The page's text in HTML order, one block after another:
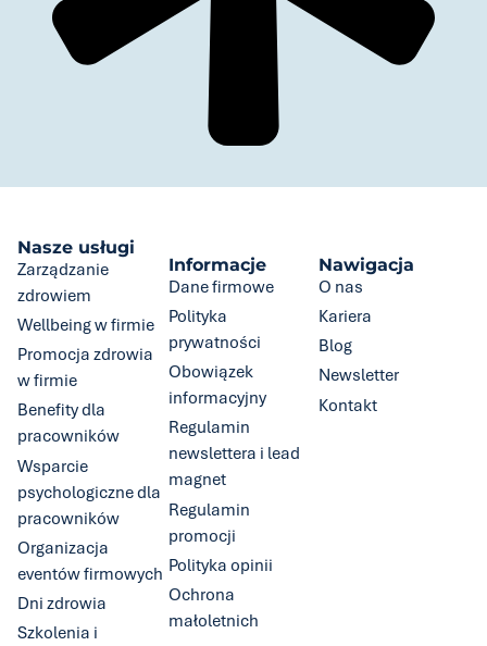
Nasze usługi
Zarządzanie
zdrowiem
Wellbeing w firmie
Promocja zdrowia
w firmie
Benefity dla
pracowników
Wsparcie
psychologiczne dla
pracowników
Organizacja
eventów firmowych
Dni zdrowia
Szkolenia i
Informacje
Dane firmowe
Polityka
prywatności
Obowiązek
informacyjny
Regulamin
newslettera i lead
magnet
Regulamin
promocji
Polityka opinii
Ochrona
małoletnich
Nawigacja
O nas
Kariera
Blog
Newsletter
Kontakt